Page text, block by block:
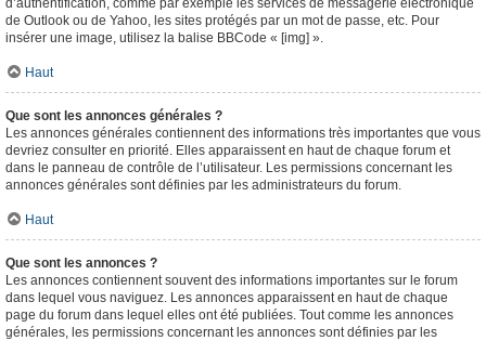
d’authentification, comme par exemple les services de messagerie électronique
de Outlook ou de Yahoo, les sites protégés par un mot de passe, etc. Pour
insérer une image, utilisez la balise BBCode « [img] ».
Haut
Que sont les annonces générales ?
Les annonces générales contiennent des informations très importantes que vous
devriez consulter en priorité. Elles apparaissent en haut de chaque forum et
dans le panneau de contrôle de l’utilisateur. Les permissions concernant les
annonces générales sont définies par les administrateurs du forum.
Haut
Que sont les annonces ?
Les annonces contiennent souvent des informations importantes sur le forum
dans lequel vous naviguez. Les annonces apparaissent en haut de chaque
page du forum dans lequel elles ont été publiées. Tout comme les annonces
générales, les permissions concernant les annonces sont définies par les